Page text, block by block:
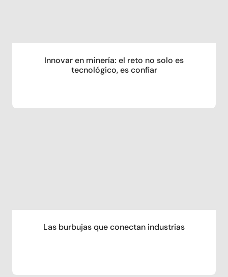
Innovar en minería: el reto no solo es
tecnológico, es confiar
Las burbujas que conectan industrias